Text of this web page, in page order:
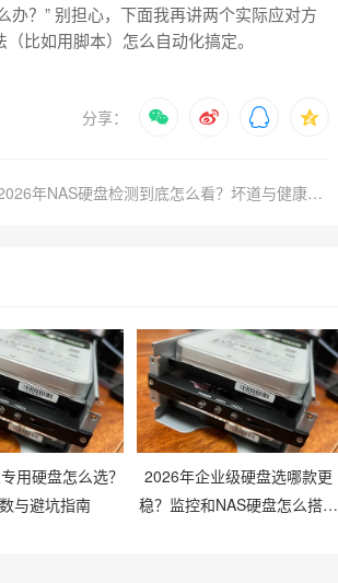
？” 别担心，下面我再讲两个实际应对方
比如用脚本）怎么自动化搞定。
分享：
下一篇：2026年NAS硬盘检测到底怎么看？坏道与健康状态怎么查才准？
用硬盘怎么选？
与避坑指南
2026年企业级硬盘选哪款更
稳？监控和NAS硬盘怎么搭才